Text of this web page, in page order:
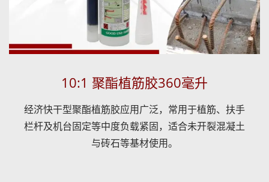
10:1 聚酯植筋胶360毫升
经济快干型聚酯植筋胶应用广泛，常用于植筋、扶手
栏杆及机台固定等中度负载紧固，适合未开裂混凝土
与砖石等基材使用。